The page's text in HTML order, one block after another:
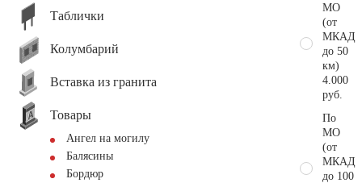
Таблички
Колумбарий
Вставка из гранита
Товары
Ангел на могилу
Балясины
Бордюр
МО
(от
МКАД
до 50
км)
4.000
руб.
По
МО
(от
МКАД
до 100